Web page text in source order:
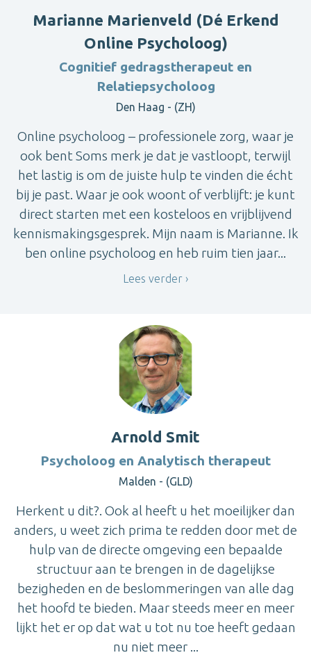
Marianne Marienveld (Dé Erkend
Online Psycholoog)
Cognitief gedragstherapeut en
Relatiepsycholoog
Den Haag - (ZH)
Online psycholoog – professionele zorg, waar je
ook bent Soms merk je dat je vastloopt, terwijl
het lastig is om de juiste hulp te vinden die écht
bij je past. Waar je ook woont of verblijft: je kunt
direct starten met een kosteloos en vrijblijvend
kennismakingsgesprek. Mijn naam is Marianne. Ik
ben online psycholoog en heb ruim tien jaar...
Lees verder
Arnold Smit
Psycholoog en Analytisch therapeut
Malden - (GLD)
Herkent u dit?. Ook al heeft u het moeilijker dan
anders, u weet zich prima te redden door met de
hulp van de directe omgeving een bepaalde
structuur aan te brengen in de dagelijkse
bezigheden en de beslommeringen van alle dag
het hoofd te bieden. Maar steeds meer en meer
lijkt het er op dat wat u tot nu toe heeft gedaan
nu niet meer ...